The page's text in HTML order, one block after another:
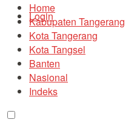
Login
Home
Kabupaten Tangerang
Kota Tangerang
Kota Tangsel
Banten
Nasional
Indeks